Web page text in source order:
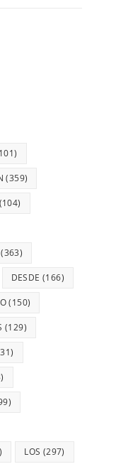
(359)
(104)
(363)
DESDE (166)
(150)
(129)
LOS (297)